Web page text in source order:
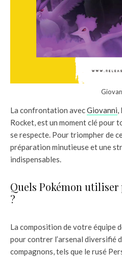
La confrontation avecGiovanni,
Rocket, est un moment clé pour
se respecte. Pour triompher de
préparation minutieuse et une
indispensables.
Quels Pokémon
?
La composition de votre équipe
pour contrer l’arsenal diversifié
compagnons, tels que le rusé